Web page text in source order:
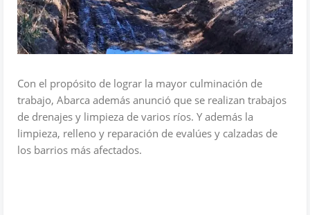
Con el propósito de lograr la mayor culminación de
trabajo, Abarca además anunció que se realizan trabajos
de drenajes y limpieza de varios ríos. Y además la
limpieza, relleno y reparación de evalúes y calzadas de
los barrios más afectados.